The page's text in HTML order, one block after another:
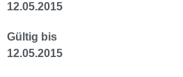
12.05.2015
Gültig bis
12.05.2015